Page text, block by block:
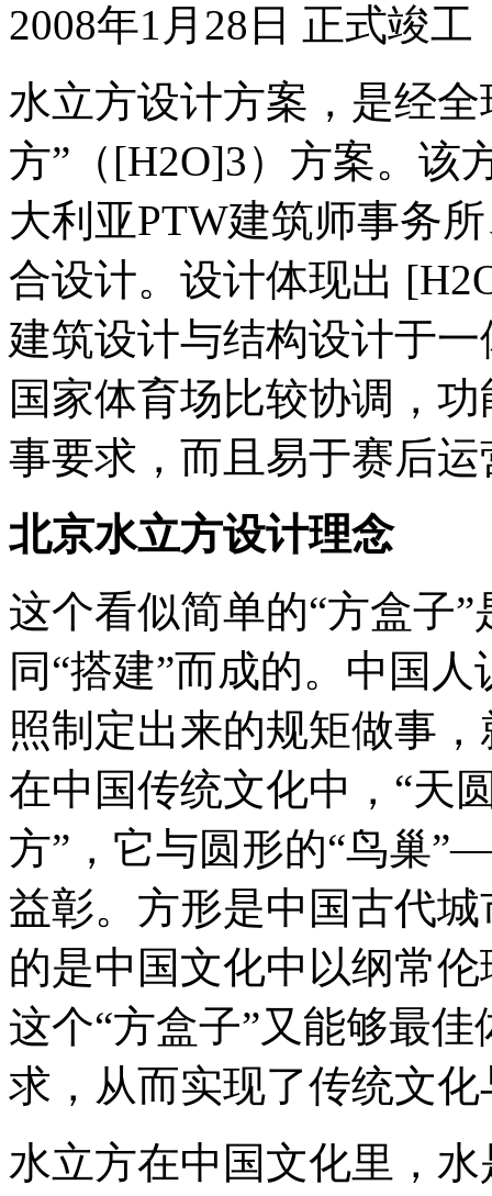
2008年1月28日 正式竣工
水立方设计方案，是经
方”（[H2O]3）方案。该
大利亚PTW建筑师事务
合设计。设计体现出
建筑设计与结构设计于
国家体育场比较协调，
事要求，而且易于赛后运
北京水立方设计理念
这个看似简单的“方盒子
同“搭建”而成的。中国
照制定出来的规矩做事
在中国传统文化中，“天
方”，它与圆形的“鸟巢
益彰。方形是中国古代
的是中国文化中以纲常
这个“方盒子”又能够最
求，从而实现了传统文
水立方在中国文化里，